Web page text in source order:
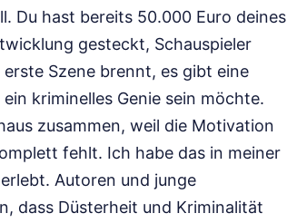
Du hast bereits 50.000 Euro deines
gesteckt, Schauspieler
Szene brennt, es gibt eine
kriminelles Genie sein möchte.
zusammen, weil die Motivation
fehlt. Ich habe das in meiner
Autoren und junge
dass Düsterheit und Kriminalität